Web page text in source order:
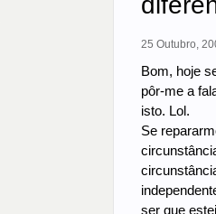
25 Outubro,
Bom, hoje
pôr-me a
isto. Lol.
Se
ser que